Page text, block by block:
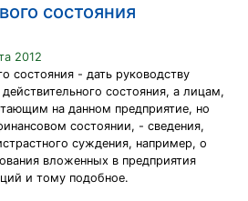
состояния
2012
состояния - дать руководству
состояния, а лицам,
на данном предприятие, но
состоянии, - сведения,
суждения, например, о
вложенных в предприятия
и тому подобное.